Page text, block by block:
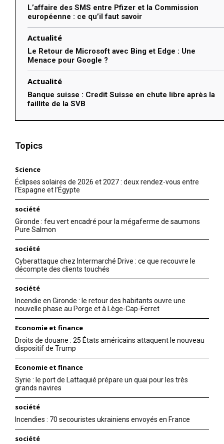
L’affaire des SMS entre Pfizer et la Commission
européenne : ce qu’il faut savoir
Actualité
Le Retour de Microsoft avec Bing et Edge : Une
Menace pour Google ?
Actualité
Banque suisse : Credit Suisse en chute libre après la
faillite de la SVB
Topics
Science
Éclipses solaires de 2026 et 2027 : deux rendez-vous entre
l’Espagne et l’Égypte
société
Gironde : feu vert encadré pour la mégaferme de saumons
Pure Salmon
société
Cyberattaque chez Intermarché Drive : ce que recouvre le
décompte des clients touchés
société
Incendie en Gironde : le retour des habitants ouvre une
nouvelle phase au Porge et à Lège-Cap-Ferret
Economie et finance
Droits de douane : 25 États américains attaquent le nouveau
dispositif de Trump
Economie et finance
Syrie : le port de Lattaquié prépare un quai pour les très
grands navires
société
Incendies : 70 secouristes ukrainiens envoyés en France
société